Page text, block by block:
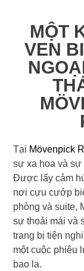
MỘT
VEN
Tại Mövenpick
sự xa hoa và sự
Được lấy cảm
nơi cựu cướp
phòng và suite,
sự thoải mái và
trang bị tiện
một cuộc phiêu
bao la.